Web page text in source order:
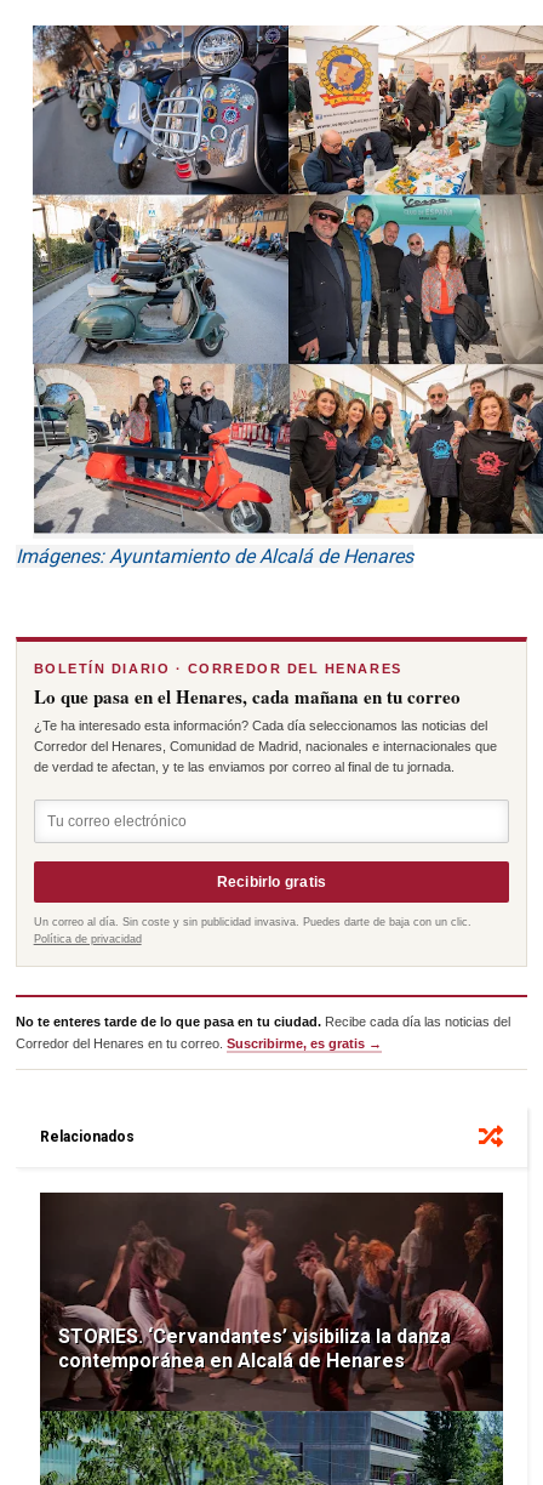
Imágenes: Ayuntamiento de Alcalá de Henares
BOLETÍN DIARIO · CORREDOR DEL HENARES
Lo que pasa en el Henares, cada mañana en tu correo
¿Te ha interesado esta información? Cada día seleccionamos las noticias del
Corredor del Henares, Comunidad de Madrid, nacionales e internacionales que
de verdad te afectan, y te las enviamos por correo al final de tu jornada.
Recibirlo gratis
Un correo al día. Sin coste y sin publicidad invasiva. Puedes darte de baja con un clic.
Política de privacidad
No te enteres tarde de lo que pasa en tu ciudad. Recibe cada día las noticias del
Corredor del Henares en tu correo.Suscribirme, es gratis →
Relacionados
STORIES. ‘Cervandantes’ visibiliza la danza
contemporánea en Alcalá de Henares